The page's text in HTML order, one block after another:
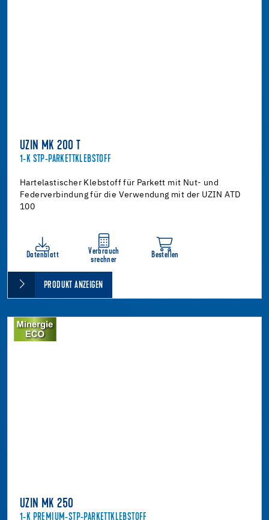
UZIN MK 200 T
1-K STP-PARKETTKLEBSTOFF
Hartelastischer Klebstoff für Parkett mit Nut- und
Federverbindung für die Verwendung mit der UZIN ATD
100
Datenblatt
Verbrauch
srechner
Bestellen
PRODUKT ANZEIGEN
UZIN MK 250
1-K PREMIUM-STP-PARKETTKLEBSTOFF